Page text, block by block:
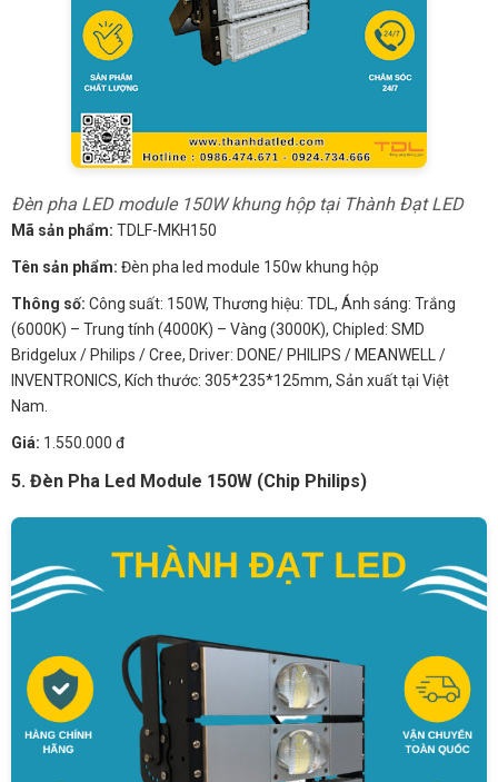
Đèn pha LED module 150W khung hộp tại Thành Đạt LED
Mã sản phẩm: TDLF-MKH150
Tên sản phẩm: Đèn pha led module 150w khung hộp
Thông số: Công suất: 150W, Thương hiệu: TDL, Ánh sáng: Trắng
(6000K) – Trung tính (4000K) – Vàng (3000K), Chipled: SMD
Bridgelux / Philips / Cree, Driver: DONE/ PHILIPS / MEANWELL /
INVENTRONICS, Kích thước: 305*235*125mm, Sản xuất tại Việt
Nam.
Giá: 1.550.000 đ
5. Đèn Pha Led Module 150W (Chip Philips)